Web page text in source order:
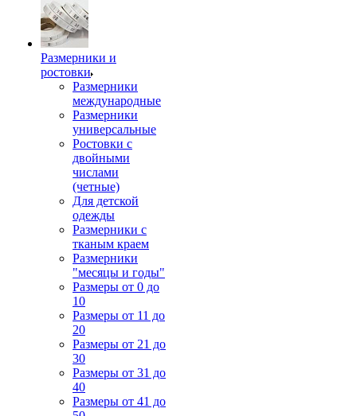
Размерники и
ростовки
Размерники
международные
Размерники
универсальные
Ростовки с
двойными
числами
(четные)
Для детской
одежды
Размерники с
тканым краем
Размерники
"месяцы и годы"
Размеры от 0 до
10
Размеры от 11 до
20
Размеры от 21 до
30
Размеры от 31 до
40
Размеры от 41 до